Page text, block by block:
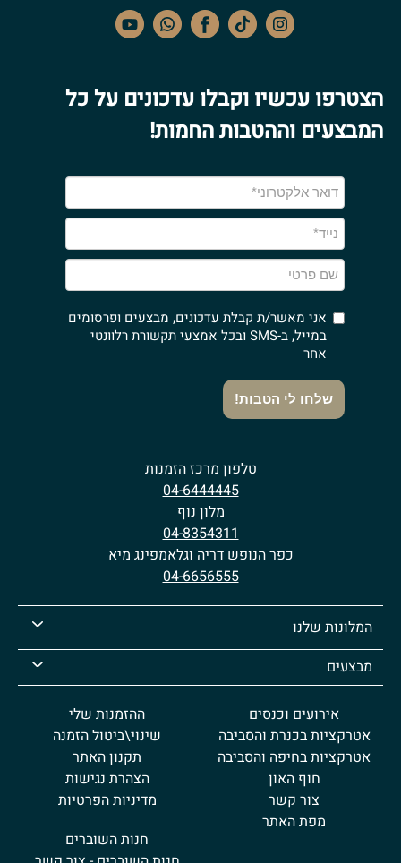
הצטרפו עכשיו וקבלו עדכונים על כל
המבצעים וההטבות החמות!
אני מאשר/ת קבלת עדכונים, מבצעים ופרסומים
במייל, ב-SMS ובכל אמצעי תקשורת רלוונטי
אחר
שלחו לי הטבות!
טלפון מרכז הזמנות
04-6444445
מלון נוף
04-8354311
כפר הנופש דריה וגלאמפינג מיא
04-6656555
המלונות שלנו
מבצעים
אירועים וכנסים
אטרקציות בכנרת והסביבה
אטרקציות בחיפה והסביבה
חוף האון
צור קשר
מפת האתר
ההזמנות שלי
שינוי\ביטול הזמנה
תקנון האתר
הצהרת נגישות
מדיניות הפרטיות
חנות השוברים